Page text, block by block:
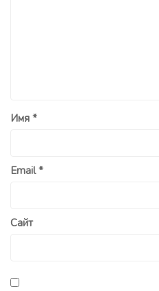
Имя *
Email*
Сайт